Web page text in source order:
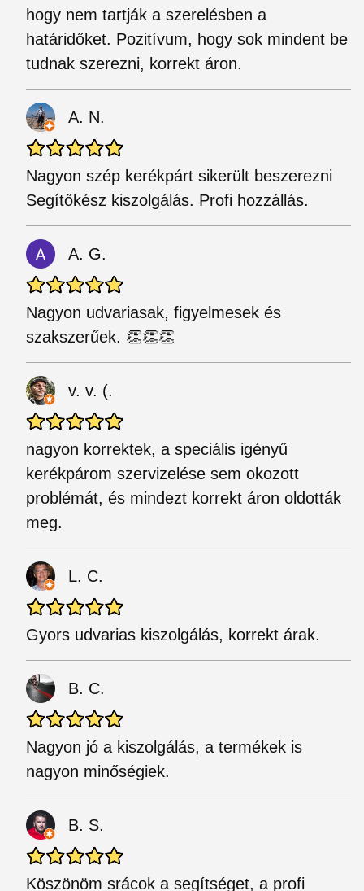
hogy nem tartják a szerelésben a
határidőket. Pozitívum, hogy sok mindent be
tudnak szerezni, korrekt áron.
A. N.
Nagyon szép kerékpárt sikerült beszerezni
Segítőkész kiszolgálás. Profi hozzállás.
A. G.
Nagyon udvariasak, figyelmesek és
szakszerűek. 👏👏👏
v. v. (.
nagyon korrektek, a speciális igényű
kerékpárom szervizelése sem okozott
problémát, és mindezt korrekt áron oldották
meg.
L. C.
Gyors udvarias kiszolgálás, korrekt árak.
B. C.
Nagyon jó a kiszolgálás, a termékek is
nagyon minőségiek.
B. S.
Köszönöm srácok a segítséget, a profi